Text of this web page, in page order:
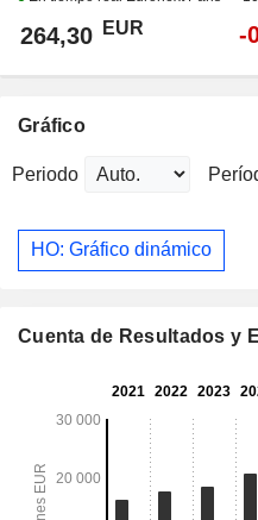
264,30 EUR -
Gráfico
Periodo
HO: Gráfico dinámico
Cuenta de Resultados y